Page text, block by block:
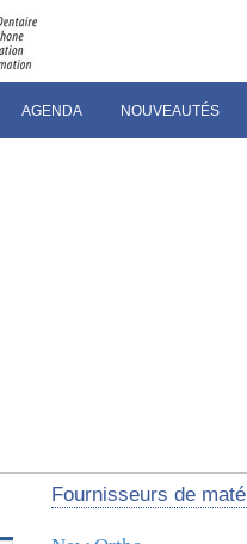
AGENDA NOUVEAUTÉS
Fournisseurs de